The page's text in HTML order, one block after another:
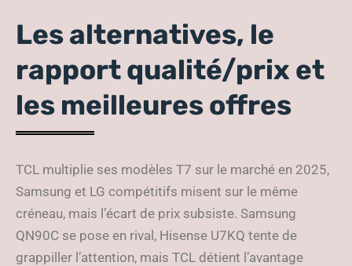
Les alternatives, le
rapport qualité/prix et
les meilleures offres
TCL multiplie ses modèles T7 sur le marché en 2025,
Samsung et LG compétitifs misent sur le même
créneau, mais l’écart de prix subsiste. Samsung
QN90C se pose en rival, Hisense U7KQ tente de
grappiller l’attention, mais TCL détient l’avantage